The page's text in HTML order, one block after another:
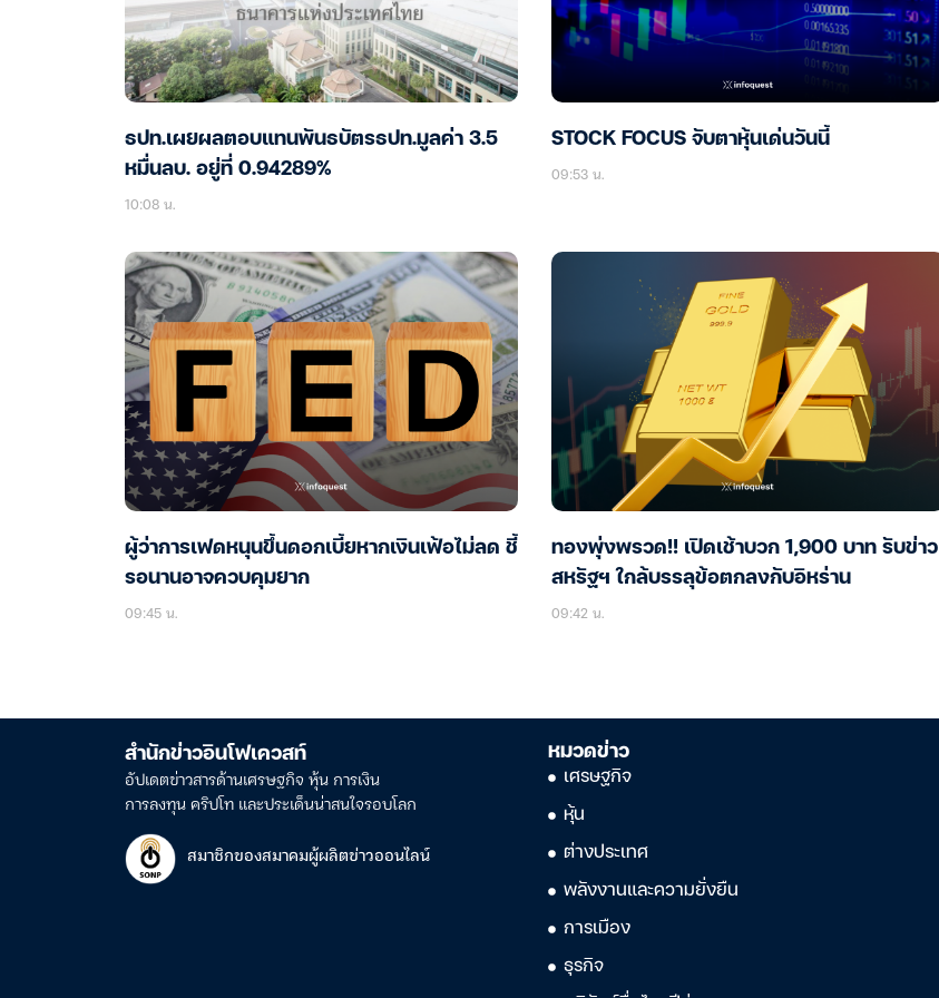
ธปท.เผยผลตอบแทนพันธบัตรธปท.มูลค่า 3.5
หมื่นลบ. อยู่ที่ 0.94289%
10:08 น.
STOCK FOCUS จับตาหุ้นเด่นวันนี้
09:53 น.
ผู้ว่าการเฟดหนุนขึ้นดอกเบี้ยหากเงินเฟ้อไม่ลด ชี้
รอนานอาจควบคุมยาก
09:45 น.
ทองพุ่งพรวด!! เปิดเช้าบวก 1,900 บาท รับข่าว
สหรัฐฯ ใกล้บรรลุข้อตกลงกับอิหร่าน
09:42 น.
สำนักข่าวอินโฟเควสท์
อัปเดตข่าวสารด้านเศรษฐกิจ หุ้น การเงิน
การลงทุน คริปโท และประเด็นน่าสนใจรอบโลก
สมาชิกของสมาคมผู้ผลิตข่าวออนไลน์
หมวดข่าว
เศรษฐกิจ
หุ้น
ต่างประเทศ
พลังงานและความยั่งยืน
การเมือง
ธุรกิจ